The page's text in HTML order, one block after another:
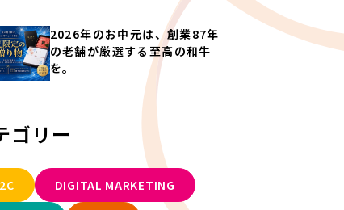
2026年のお中元は、創業87年
の老舗が厳選する至高の和牛
を。
ゴリー
DIGITAL MARKETING